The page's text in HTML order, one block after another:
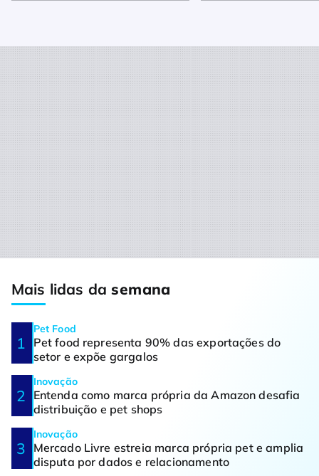
Mais lidas dasemana
Pet Food
Pet food representa 90% das exportações do
setor e expõe gargalos
Inovação
Entenda como marca própria da Amazon desafia
distribuição e pet shops
Inovação
Mercado Livre estreia marca própria pet e amplia
disputa por dados e relacionamento